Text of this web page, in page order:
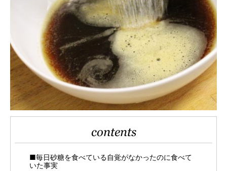
contents
■毎日砂糖を食べている自覚がなかったのに食べて
いた事実